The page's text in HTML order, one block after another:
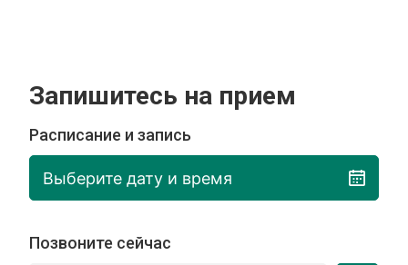
Запишитесь на прием
Расписание и запись
Выберите дату и время
Позвоните сейчас